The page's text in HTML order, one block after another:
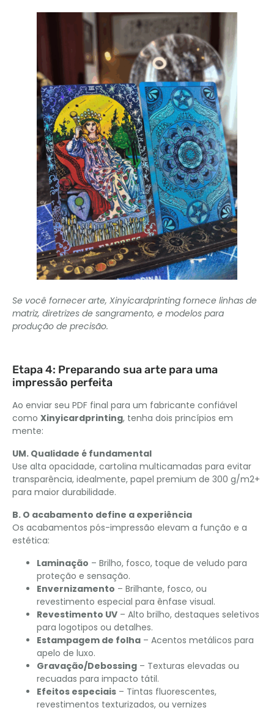
Se você fornecer arte, Xinyicardprinting fornece linhas de
matriz, diretrizes de sangramento, e modelos para
produção de precisão.
Etapa 4: Preparando sua arte para uma
impressão perfeita
Ao enviar seu PDF final para um fabricante confiável
como Xinyicardprinting, tenha dois princípios em
mente:
UM. Qualidade é fundamental
Use alta opacidade, cartolina multicamadas para evitar
transparência, idealmente, papel premium de 300 g/m2+
para maior durabilidade.
B. O acabamento define a experiência
Os acabamentos pós-impressão elevam a função e a
estética:
Laminação – Brilho, fosco, toque de veludo para
proteção e sensação.
Envernizamento – Brilhante, fosco, ou
revestimento especial para ênfase visual.
Revestimento UV – Alto brilho, destaques seletivos
para logotipos ou detalhes.
Estampagem de folha – Acentos metálicos para
apelo de luxo.
Gravação/Debossing – Texturas elevadas ou
recuadas para impacto tátil.
Efeitos especiais – Tintas fluorescentes,
revestimentos texturizados, ou vernizes